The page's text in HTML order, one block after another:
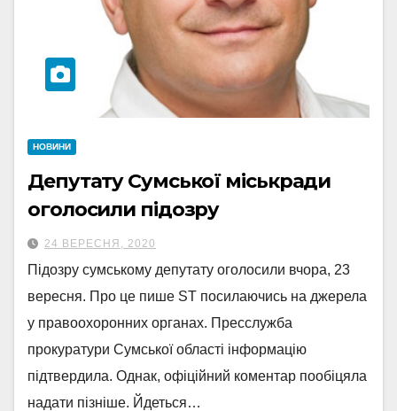
НОВИНИ
Депутату Сумської міськради
оголосили підозру
24 ВЕРЕСНЯ, 2020
Підозру сумському депутату оголосили вчора, 23
вересня. Про це пише ST посилаючись на джерела
у правоохоронних органах. Пресслужба
прокуратури Сумської області інформацію
підтвердила. Однак, офіційний коментар пообіцяла
надати пізніше. Йдеться…